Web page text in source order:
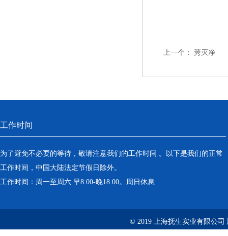
上一个： 莠灭净
工作时间
为了避免不必要的等待，敬请注意我们的工作时间 。以下是我们的正常
工作时间，中国大陆法定节假日除外。
工作时间：周一至周六 早8:00-晚18:00。周日休息
© 2019 上海抚生实业有限公司